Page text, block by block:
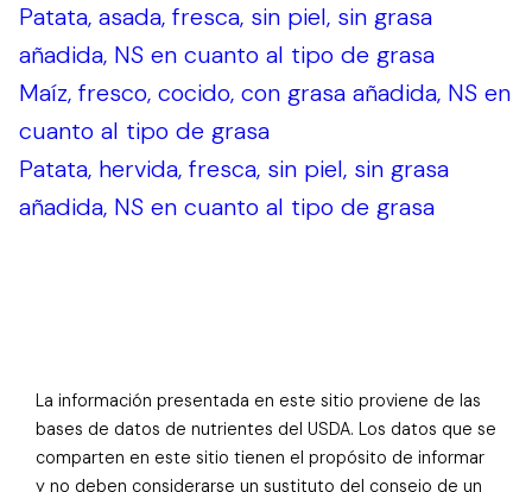
Patata, asada, fresca, sin piel, sin grasa
añadida, NS en cuanto al tipo de grasa
Maíz, fresco, cocido, con grasa añadida, NS en
cuanto al tipo de grasa
Patata, hervida, fresca, sin piel, sin grasa
añadida, NS en cuanto al tipo de grasa
La información presentada en este sitio proviene de las
bases de datos de nutrientes del USDA. Los datos que se
comparten en este sitio tienen el propósito de informar
y no deben considerarse un sustituto del consejo de un